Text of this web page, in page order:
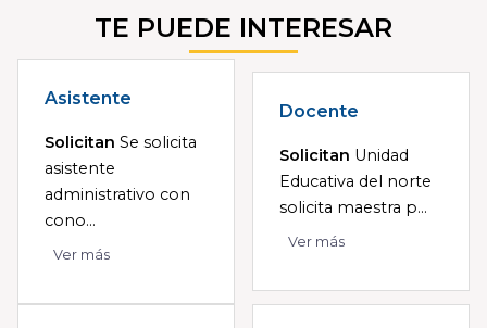
TE PUEDE INTERESAR
Asistente
Solicitan Se solicita
asistente
administrativo con
cono...
Ver más
Docente
Solicitan Unidad
Educativa del norte
solicita maestra p...
Ver más